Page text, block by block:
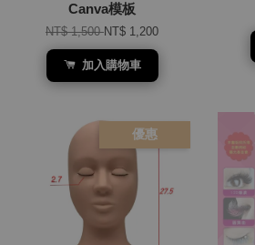
Canva模板
NT$ 1,500NT$ 1,200
加入購物車
優惠